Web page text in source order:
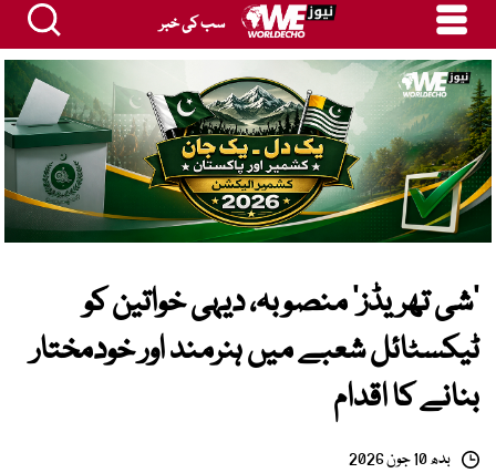
سب کی خبر
‘شی تھریڈز’ منصوبہ، دیہی خواتین کو
ٹیکسٹائل شعبے میں ہنرمند اور خودمختار
بنانے کا اقدام
بدھ 10 جون 2026